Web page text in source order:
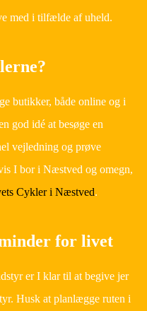
med i tilfælde af uheld.
butikker, både online og i
god idé at besøge en
vejledning og prøve
I bor i Næstved og omegn,
Cykler i Næstved.
for livet
er I klar til at begive jer
Husk at planlægge ruten i